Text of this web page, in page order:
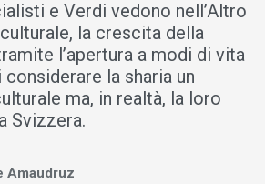
e Verdi vedono nell’Altro
la crescita della
l’apertura a modi di vita
la sharia un
ma, in realtà, la loro
Svizzera.
Amaudruz